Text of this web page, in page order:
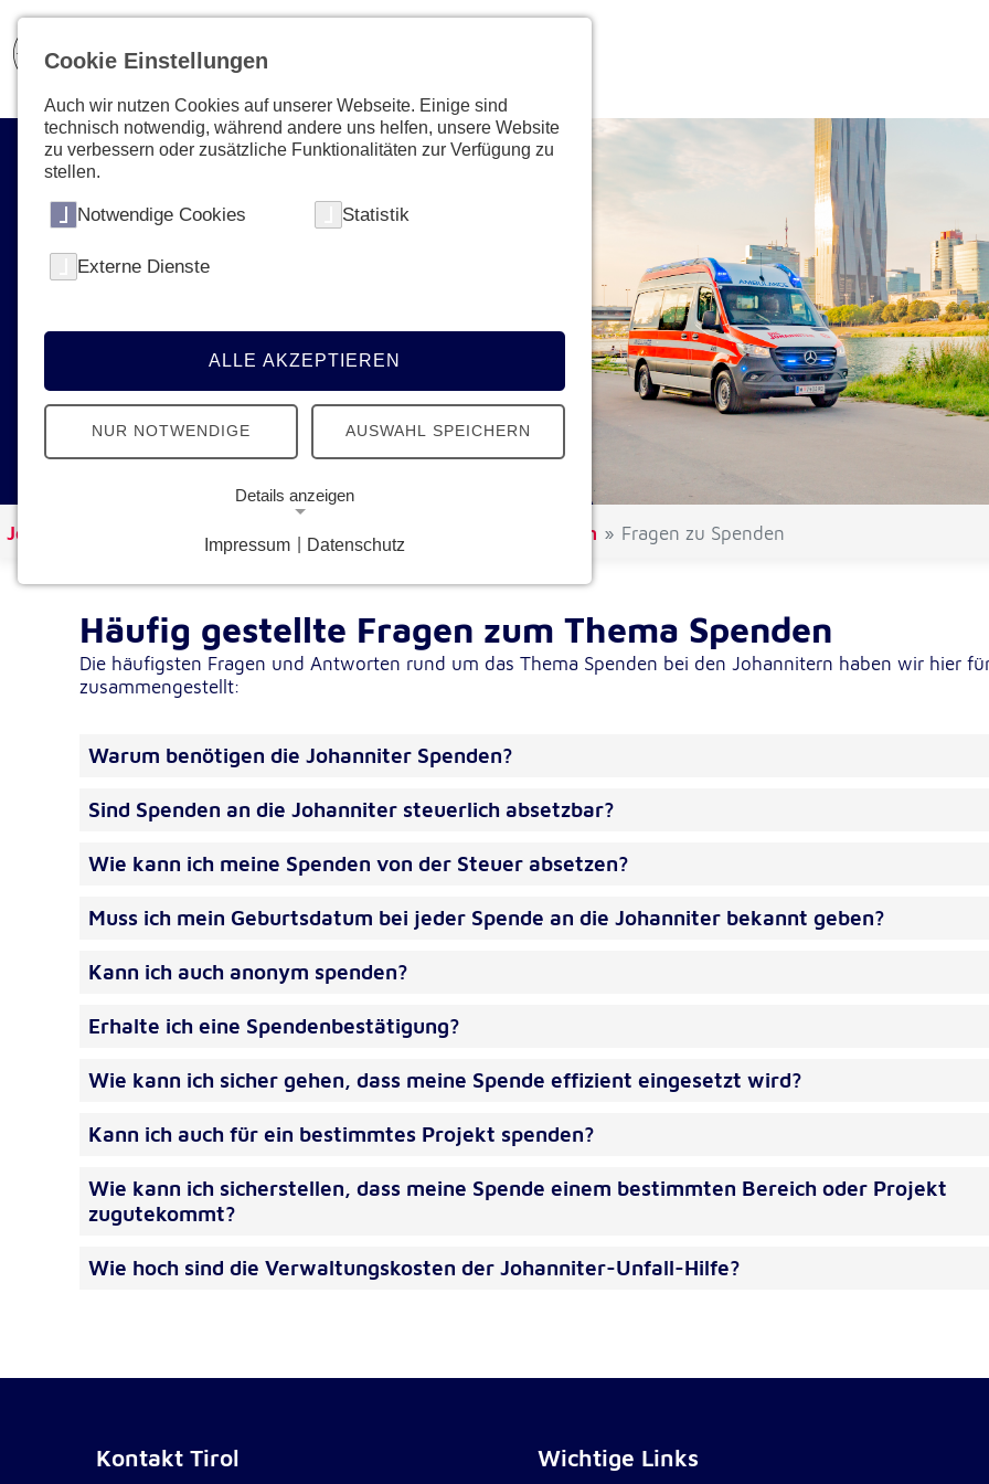
Ihre Unterstützung zählt!
Fördermitgliedschaft die Arbeit der
Johanniter unterstützen und Menschen
Johanniter Österreich Spenden & Helfen Die häufigsten Fragen Fragen zu Spenden
Häufig gestellte Fragen zum Thema Spenden
Die häufigsten Fragen und Antworten rund um das Thema Spenden bei den Johannitern haben wir hier
zusammengestellt:
Warum benötigen die Johanniter Spenden?
Sind Spenden an die Johanniter steuerlich absetzbar?
Wie kann ich meine Spenden von der Steuer absetzen?
Muss ich mein Geburtsdatum bei jeder Spende an die Johanniter bekannt geben?
Kann ich auch anonym spenden?
Erhalte ich eine Spendenbestätigung?
Wie kann ich sicher gehen, dass meine Spende effizient eingesetzt wird?
Kann ich auch für ein bestimmtes Projekt spenden?
Wie kann ich sicherstellen, dass meine Spende einem bestimmten Bereich oder Projekt
zugutekommt?
Wie hoch sind die Verwaltungskosten der Johanniter-Unfall-Hilfe?
Kontakt Tirol Wichtige Links
Cookie Einstellungen
Auch wir nutzen Cookies auf unserer Webseite. Einige sind
technisch notwendig, während andere uns helfen, unsere Website
zu verbessern oder zusätzliche Funktionalitäten zur Verfügung zu
stellen.
Notwendige Cookies Statistik
Externe Dienste
ALLE AKZEPTIEREN
NUR NOTWENDIGE AUSWAHL SPEICHERN
Details anzeigen
Notwendige Cookies ermöglichen grundlegende Funktionen
und sind für die einwandfreie Funktion der Website
erforderlich.
Google Analytics Opt-Out-Cookie
Analytics Opt-Out
Cookie Laufzeit: 1 Jahr
Einverständnis-Cookie
Name: cookie_consent
Einverständnis-Optionen des Benutzers
Cookie Laufzeit: 1 Jahr
Statistik Cookies erfassen Informationen anonym. Diese
Informationen helfen uns zu verstehen, wie unsere Besucher
Anbieter: Google LLC
Impressum Datenschutz